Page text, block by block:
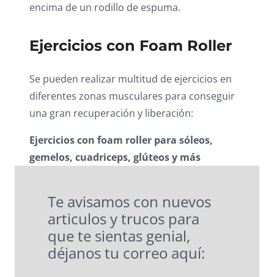
encima de un rodillo de espuma.
Ejercicios con Foam Roller
Se pueden realizar multitud de ejercicios en
diferentes zonas musculares para conseguir
una gran recuperación y liberación:
Ejercicios con foam roller para sóleos,
gemelos, cuadriceps, glúteos y más
Te avisamos con nuevos
articulos y trucos para
que te sientas genial,
déjanos tu correo aquí: